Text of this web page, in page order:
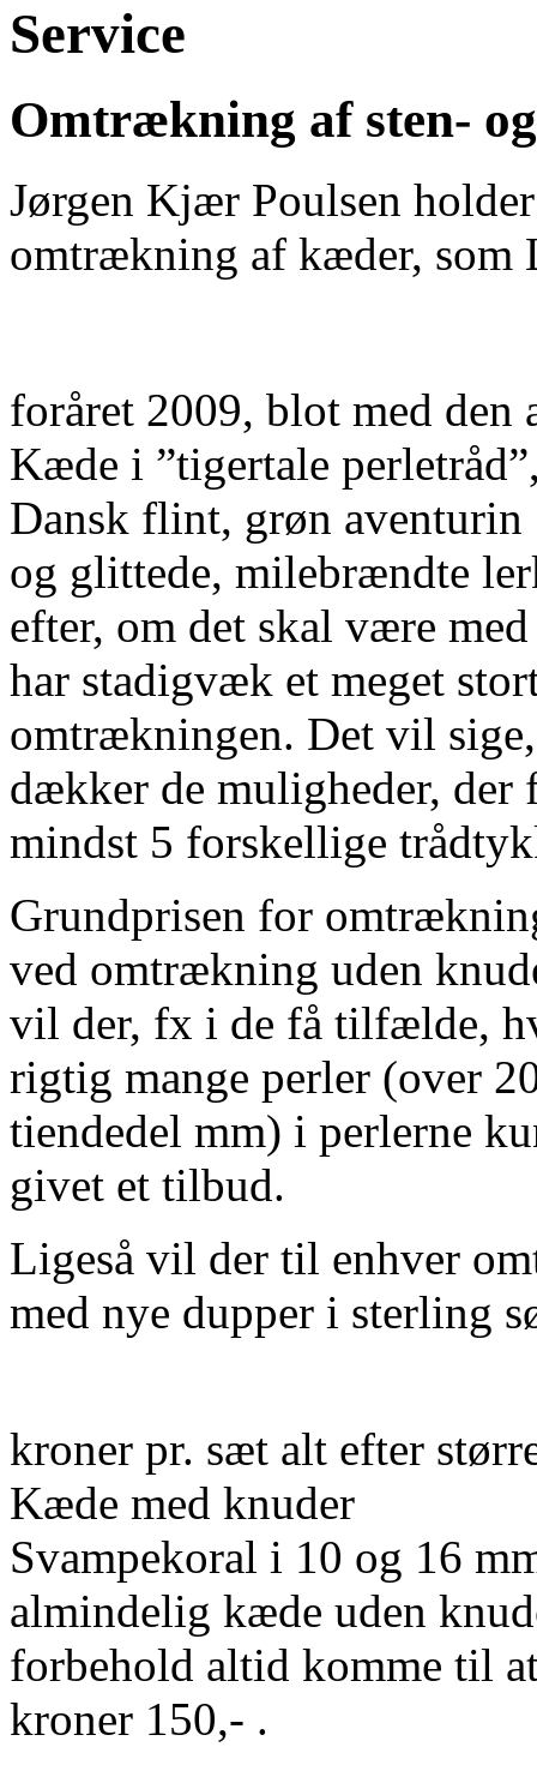
Service
Omtrækning af sten-
Jørgen Kjær Poulsen
omtrækning af kæder, som
foråret 2009, blot med
Kæde i ”tigertale
Dansk flint, grøn aventurin
og glittede, milebrændte
efter, om det skal være
har stadigvæk et meget
omtrækningen. Det vil
dækker de muligheder, der
mindst 5 forskellige
Grundprisen for
ved omtrækning uden
vil der, fx i de få tilfælde,
rigtig mange perler (over
tiendedel mm) i perlerne
givet et tilbud.
Ligeså vil der til enhver
med nye dupper i sterling
kroner pr. sæt alt efter
Kæde med knuder
Svampekoral i 10 og 16
almindelig kæde uden
forbehold altid komme til
kroner 150,- .